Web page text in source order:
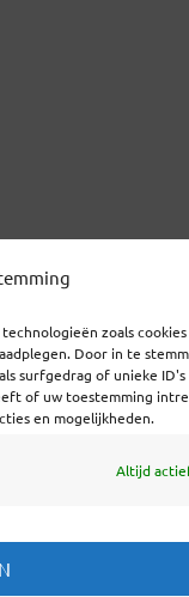
zoals
Door in te
surfgedrag of unieke ID's
of uw toestemming
en mogelijkheden.
Altijd